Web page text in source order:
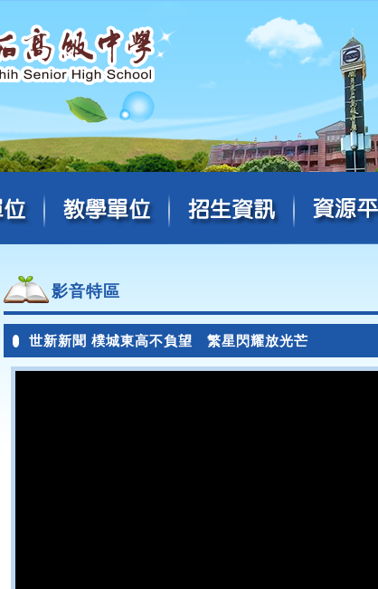
影音特區
世新新聞 樸城東高不負望 繁星閃耀放光芒